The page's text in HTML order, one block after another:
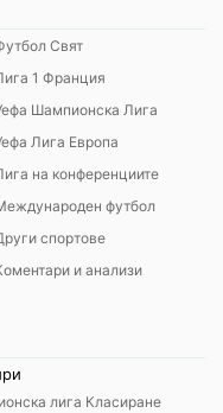
Свят
1 Франция
Шампионска Лига
Лига Европа
на конференциите
футбол
спортове
и анализи
лига Класиране